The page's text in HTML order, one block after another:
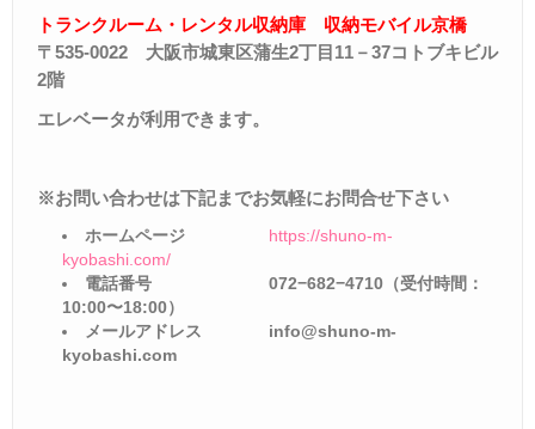
トランクルーム・レンタル収納庫 収納モバイル京橋
〒535-0022 大阪市城東区蒲生2丁目 11 －37コトブキビル
2階
エレベータが利用できます。
※お問い合わせは下記までお気軽にお問合せ下さい
ホームページ https://shuno-m-
kyobashi.com/
電話番号 072−682−4710 （受付時間：
10:00〜18:00）
メールアドレス info@shuno-m-
kyobashi.com